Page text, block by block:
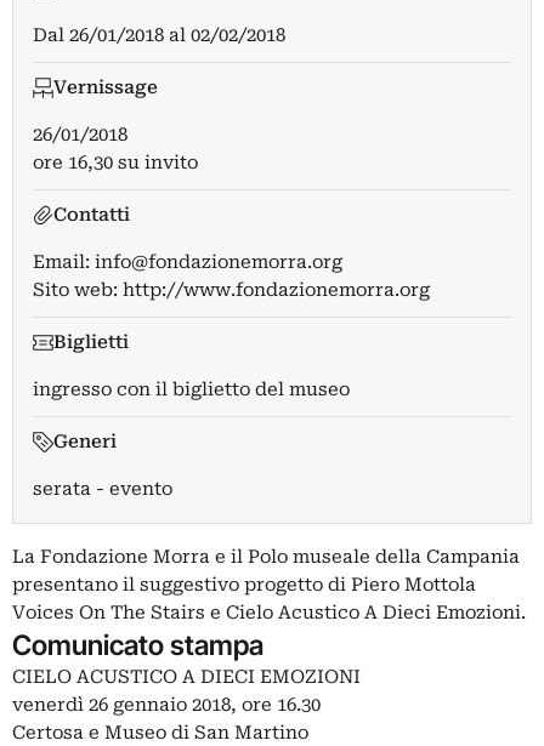
Dal 26/01/2018 al 02/02/2018
Vernissage
26/01/2018
ore 16,30 su invito
Contatti
Email: info@fondazionemorra.org
Sito web: http://www.fondazionemorra.org
Biglietti
ingresso con il biglietto del museo
Generi
serata - evento
La Fondazione Morra e il Polo museale della Campania
presentano il suggestivo progetto di Piero Mottola
Voices On The Stairs e Cielo Acustico A Dieci Emozioni.
Comunicato stampa
CIELO ACUSTICO A DIECI EMOZIONI
venerdì 26 gennaio 2018, ore 16.30
Certosa e Museo di San Martino